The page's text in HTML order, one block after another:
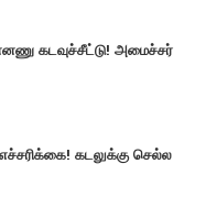
கடவுச்சீட்டு! அமைச்சர்
கடலுக்கு செல்ல